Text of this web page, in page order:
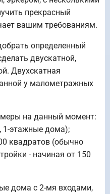
прекрасный
вашим требованиям.
определенный
двускатной,
Двухскатная
у малометражных
на данный момент:
1-этажные дома);
квадратов (обычно
- начиная от 150
дома с 2-мя входами,